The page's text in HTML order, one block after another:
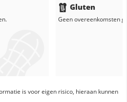
Gluten
Geen overeenkomsten
is voor eigen risico, hieraan kunnen